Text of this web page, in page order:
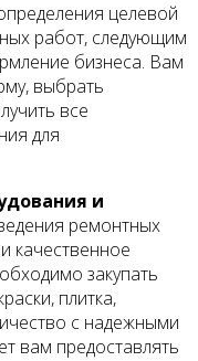
целевой
работ, следующим
бизнеса. Вам
выбрать
все
для
и
ремонтных
качественное
закупать
плитка,
с надежными
вам предоставлять